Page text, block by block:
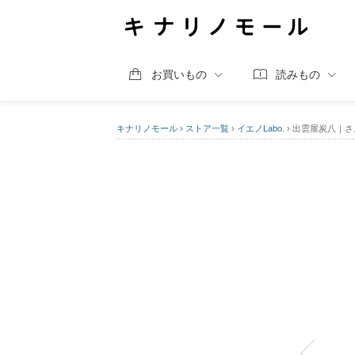
お買いもの 読みもの
キナリノモール › ストア一覧 › イエノLabo. › 出雲屋炭八｜